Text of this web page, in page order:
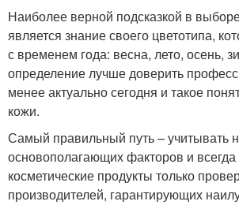
Наиболее верной подсказкой в
является знание своего цветотипа,
с временем года: весна, лето, осень,
определение лучше доверить
менее актуально сегодня и такое
кожи.
Самый правильный путь – учитывать
основополагающих факторов и всегда
косметические продукты только
производителей, гарантирующих